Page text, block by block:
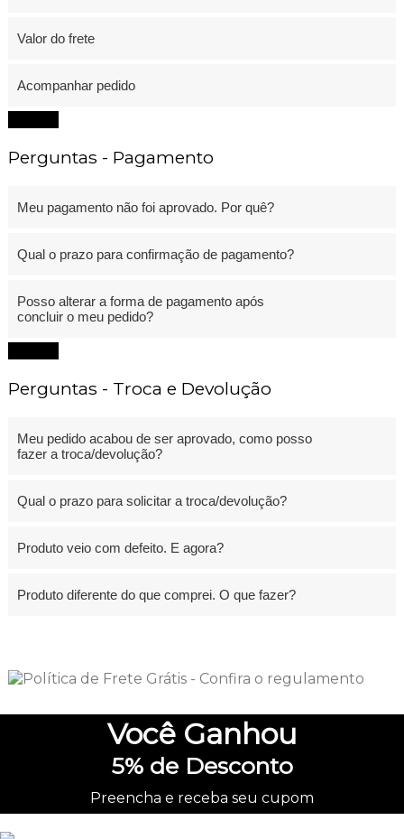
Valor do frete
Acompanhar pedido
Perguntas - Pagamento
Meu pagamento não foi aprovado. Por quê?
Qual o prazo para confirmação de pagamento?
Posso alterar a forma de pagamento após
concluir o meu pedido?
Perguntas - Troca e Devolução
Meu pedido acabou de ser aprovado, como posso
fazer a troca/devolução?
Qual o prazo para solicitar a troca/devolução?
Produto veio com defeito. E agora?
Produto diferente do que comprei. O que fazer?
Você Ganhou
5%de Desconto
Preencha e receba seu cupom